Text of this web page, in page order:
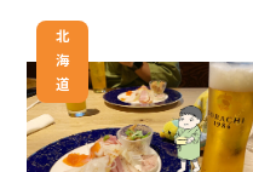
北
海
道